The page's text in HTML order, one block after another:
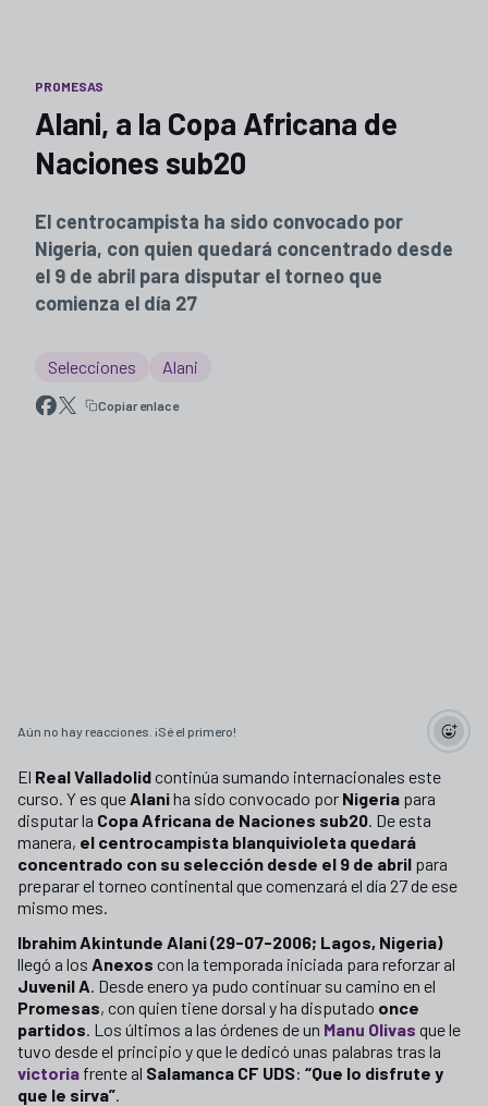
PROMESAS
Alani, a la Copa Africana de
Naciones sub20
El centrocampista ha sido convocado por
Nigeria, con quien quedará concentrado desde
el 9 de abril para disputar el torneo que
comienza el día 27
Selecciones Alani
Copiar enlace
Aún no hay reacciones. ¡Sé el primero!
El Real Valladolidcontinúa sumando internacionales este
curso. Y es queAlaniha sido convocado por Nigeria para
disputar la Copa Africana de Naciones sub20. De esta
manera, el centrocampista blanquivioleta quedará
concentrado con su selección desde el 9 de abril para
preparar el torneo continental que comenzará el día 27 de ese
mismo mes.
Ibrahim Akintunde Alani (29-07-2006; Lagos, Nigeria)
llegó a los Anexos con la temporada iniciada para reforzar al
Juvenil A. Desde enero ya pudo continuar su camino en el
Promesas, con quien tiene dorsal y ha disputado once
partidos. Los últimos a las órdenes de un Manu Olivas que le
tuvo desde el principio y que le dedicó unas palabras tras la
victoria frente al Salamanca CF UDS: “Que lo disfrute y
que le sirva”.